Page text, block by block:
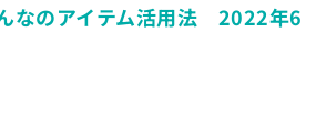
なのアイテム活用法 2022年6